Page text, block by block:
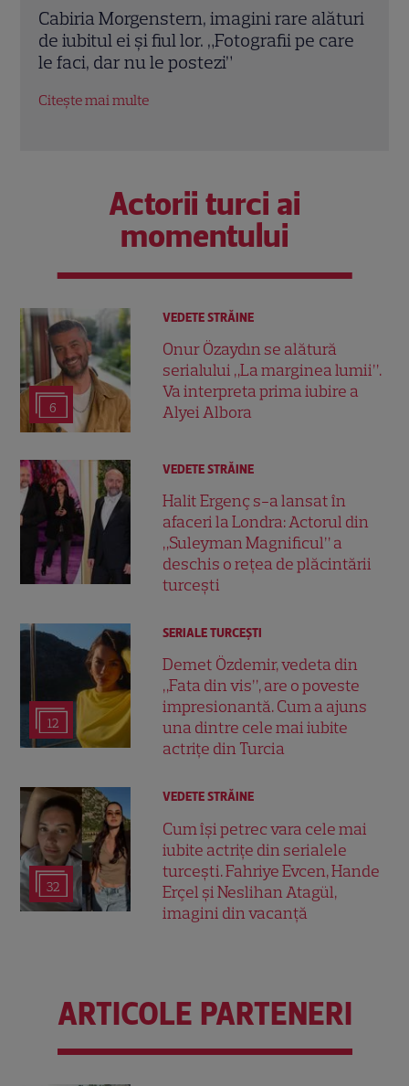
Cabiria Morgenstern, imagini rare alături
de iubitul ei și fiul lor. „Fotografii pe care
le faci, dar nu le postezi”
Citește mai multe
Actorii turci ai
momentului
6
VEDETE STRĂINE
Onur Özaydın se alătură
serialului „La marginea lumii”.
Va interpreta prima iubire a
Alyei Albora
VEDETE STRĂINE
Halit Ergenç s-a lansat în
afaceri la Londra: Actorul din
„Suleyman Magnificul” a
deschis o rețea de plăcintării
turcești
12
SERIALE TURCEŞTI
Demet Özdemir, vedeta din
„Fata din vis”, are o poveste
impresionantă. Cum a ajuns
una dintre cele mai iubite
actrițe din Turcia
32
VEDETE STRĂINE
Cum își petrec vara cele mai
iubite actrițe din serialele
turcești. Fahriye Evcen, Hande
Erçel și Neslihan Atagül,
imagini din vacanță
ARTICOLE PARTENERI